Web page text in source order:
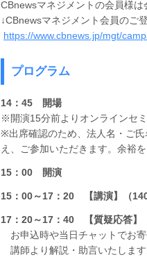
CBnewsマネジメントの会員様
↓CBnewsマネジメント会員のご
https://www.cbnews.jp/mgt/
プログラム
14：45 開場
※開演15分前よりオンラインセ
※出席確認のため、法人名・ご
え、ご参加いただきます。余裕
15：00 開演
15：00～17：20 【講演】（
17：20～17：40 【質疑応答】
お申込時や当日チャットでお
講師より解説・助言いたしま